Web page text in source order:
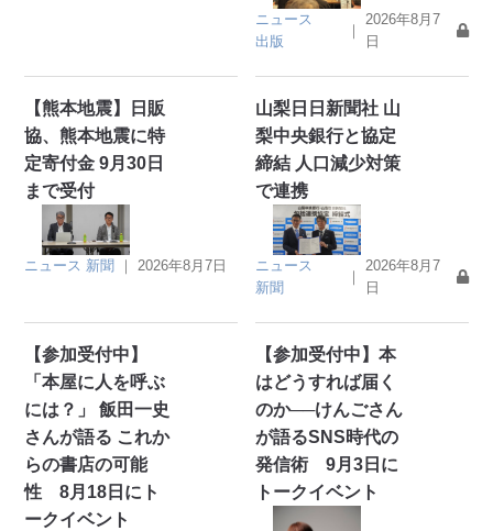
ニュース
出版
｜
2026年8月7
日
【熊本地震】日販
協、熊本地震に特
定寄付金 9月30日
まで受付
ニュース 新聞 ｜ 2026年8月7日
山梨日日新聞社 山
梨中央銀行と協定
締結 人口減少対策
で連携
ニュース
新聞
｜
2026年8月7
日
【参加受付中】
「本屋に人を呼ぶ
には？」 飯田一史
さんが語る これか
らの書店の可能
性 8月18日にト
ークイベント
【参加受付中】本
はどうすれば届く
のか──けんごさん
が語るSNS時代の
発信術 9月3日に
トークイベント